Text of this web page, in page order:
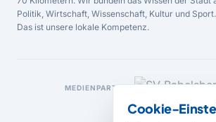
Politik, Wirtschaft, Wissenschaft, Kultur und Sport.
Das ist unsere lokale Kompetenz.
MEDIENPARTNER
Cookie-